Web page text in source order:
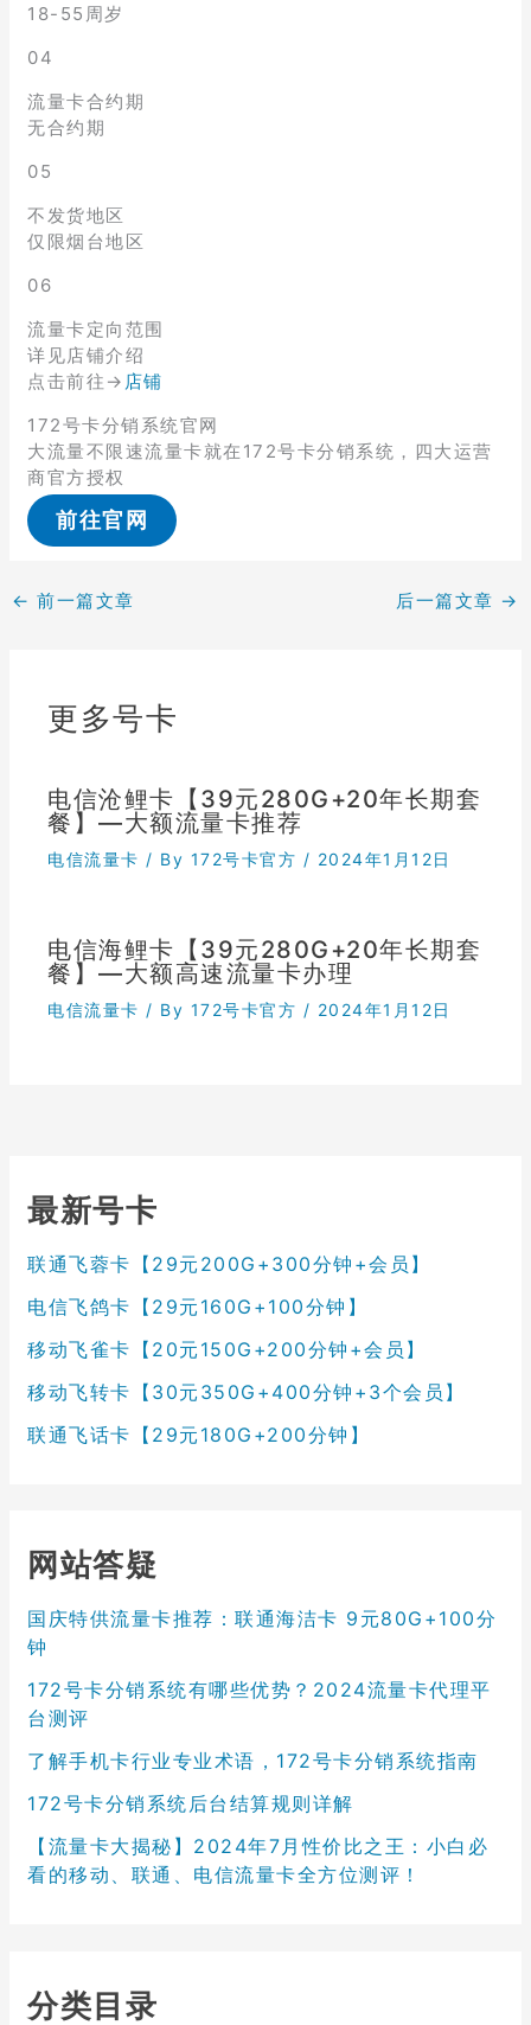
18-55周岁
04
流量卡合约期
无合约期
05
不发货地区
仅限烟台地区
06
流量卡定向范围
详见店铺介绍
点击前往→ 店铺
172号卡分销系统官网
大流量不限速流量卡就在172号卡分销系统，四大运营
商官方授权
前往官网
← 前一篇文章 后一篇文章 →
更多号卡
电信沧鲤卡【39元280G+20年长期套
餐】—大额流量卡推荐
电信流量卡 / By 172号卡官方 / 2024年1月12日
电信海鲤卡【39元280G+20年长期套
餐】—大额高速流量卡办理
电信流量卡 / By 172号卡官方 / 2024年1月12日
最新号卡
联通飞蓉卡【29元200G+300分钟+会员】
电信飞鸽卡【29元160G+100分钟】
移动飞雀卡【20元150G+200分钟+会员】
移动飞转卡【30元350G+400分钟+3个会员】
联通飞话卡【29元180G+200分钟】
网站答疑
国庆特供流量卡推荐：联通海洁卡 9元80G+100分
钟
172号卡分销系统有哪些优势？2024流量卡代理平
台测评
了解手机卡行业专业术语，172号卡分销系统指南
172号卡分销系统后台结算规则详解
【流量卡大揭秘】2024年7月性价比之王：小白必
看的移动、联通、电信流量卡全方位测评！
分类目录